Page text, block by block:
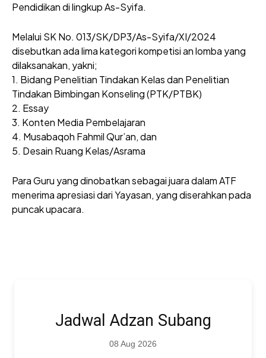
Pendidikan di lingkup As-Syifa.
Melalui SK No. 013/SK/DP3/As-Syifa/XI/2024
disebutkan ada lima kategori kompetisi an lomba yang
dilaksanakan, yakni;
1. Bidang Penelitian Tindakan Kelas dan Penelitian
Tindakan Bimbingan Konseling (PTK/PTBK)
2. Essay
3. Konten Media Pembelajaran
4. Musabaqoh Fahmil Qur’an, dan
5. Desain Ruang Kelas/Asrama
Para Guru yang dinobatkan sebagai juara dalam ATF
menerima apresiasi dari Yayasan, yang diserahkan pada
puncak upacara.
Jadwal Adzan Subang
08 Aug 2026